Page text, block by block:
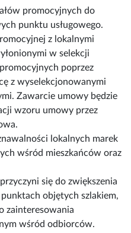
promocyjnych do
punktu usługowego.
z lokalnymi
w selekcji
poprzez
z wyselekcjonowanymi
Zawarcie umowy będzie
wzoru umowy przez
lokalnych marek
wśród mieszkańców oraz
się do zwiększenia
objętych szlakiem,
zainteresowania
wśród odbiorców.